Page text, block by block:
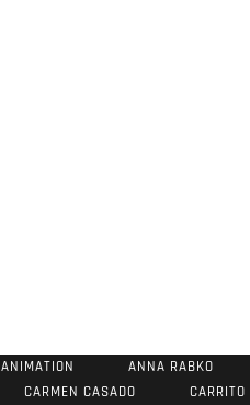
ANIMATION ANNA RABKO
CARMEN CASADO CARRITO